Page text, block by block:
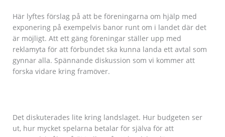
Här lyftes förslag på att be föreningarna om hjälp med
exponering på exempelvis banor runt om i landet där det
är möjligt. Att ett gäng föreningar ställer upp med
reklamyta för att förbundet ska kunna landa ett avtal som
gynnar alla. Spännande diskussion som vi kommer att
forska vidare kring framöver.
Det diskuterades lite kring landslaget. Hur budgeten ser
ut, hur mycket spelarna betalar för själva för att